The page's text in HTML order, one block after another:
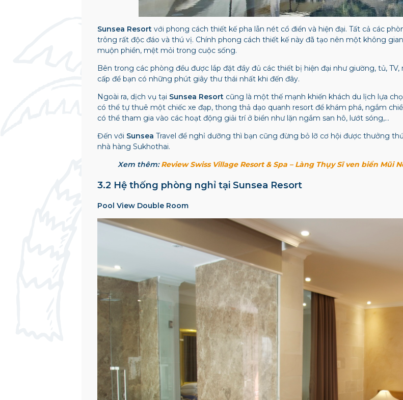
Sunsea Resort với phong cách thiết kế pha lẫn nét cổ điển và hiện đại. Tất cả các
trông rất độc đáo và thú vị. Chính phong cách thiết kế này đã tạo nên một không
muộn phiền, mệt mỏi trong cuộc sống.
Bên trong các phòng đều được lắp đặt đầy đủ các thiết bị hiện đại như giường, tủ,
cấp để bạn có những phút giây thư thái nhất khi đến đây.
Ngoài ra, dịch vụ tại Sunsea Resort cũng là một thế mạnh khiến khách du lịch lựa
có thể tự thuê một chiếc xe đạp, thong thả dạo quanh resort để khám phá, ngắm
có thể tham gia vào các hoạt động giải trí ở biển như lặn ngắm san hô, lướt sóng,…
Đến với Sunsea Travel để nghỉ dưỡng thì bạn cũng đừng bỏ lỡ cơ hội được thưởng
nhà hàng Sukhothai.
Xem thêm:Review Swiss Village Resort & Spa – Làng Thụy Sĩ ven biển Mũi
3.2 Hệ thống phòng nghỉ tại Sunsea Resort
Pool View Double Room